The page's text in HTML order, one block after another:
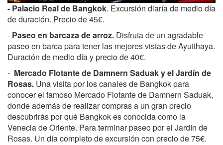
- Palacio Real de Bangkok. Excursión diaría de medio día
de duración. Precio de 45€.
- Paseo en barcaza de arroz. Disfruta de un agradable
paseo en barca para tener las mejores vistas de Ayutthaya.
Duración de medio día y precio de 40€.
- Mercado Flotante de Damnern Saduak y el Jardín de
Rosas. Una visita por los canales de Bangkok para
conocer el famoso Mercado Flotante de Damnern Saduak,
donde además de realizar compras a un gran precio
descubrirás por qué Bangkok es conocida como la
Venecia de Oriente. Para terminar paseo por el Jardín de
Rosas. Un día completo de excursión con precio de 75€.